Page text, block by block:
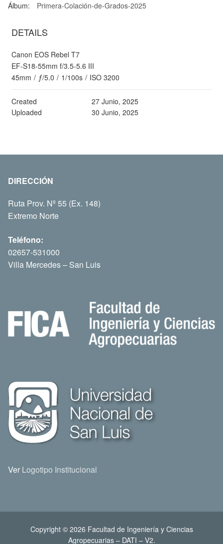
Álbum: Primera-Colación-de-Grados-2025
DETAILS
Canon EOS Rebel T7
EF-S18-55mm f/3.5-5.6 III
45mm / ƒ/5.0 / 1/100s / ISO 3200
Created
27 Junio, 2025
Uploaded
30 Junio, 2025
DIRECCIÓN
Ruta Prov. Nº 55 (Ex. 148)
Extremo Norte
Teléfono:
02657-531000
Villa Mercedes – San Luis
Ver Logotipo Institucional
Copyright © 2026 Facultad de Ingeniería y Ciencias
Agropecuarias – DATI – V2.